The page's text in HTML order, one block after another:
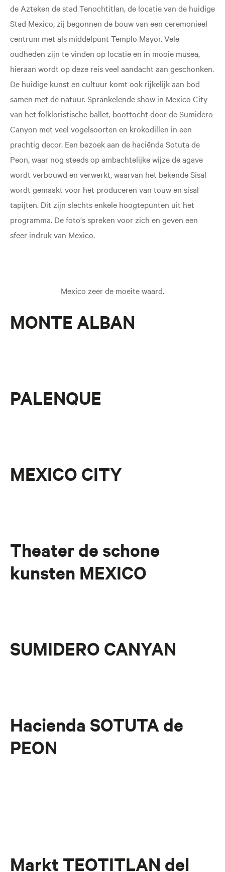
de Azteken de stad Tenochtitlan, de locatie van de huidige
Stad Mexico, zij begonnen de bouw van een ceremonieel
centrum met als middelpunt Templo Mayor. Vele
oudheden zijn te vinden op locatie en in mooie musea,
hieraan wordt op deze reis veel aandacht aan geschonken.
De huidige kunst en cultuur komt ook rijkelijk aan bod
samen met de natuur. Sprankelende show in Mexico City
van het folkloristische ballet, boottocht door de Sumidero
Canyon met veel vogelsoorten en krokodillen in een
prachtig decor. Een bezoek aan de haciënda Sotuta de
Peon, waar nog steeds op ambachtelijke wijze de agave
wordt verbouwd en verwerkt, waarvan het bekende Sisal
wordt gemaakt voor het produceren van touw en sisal
tapijten. Dit zijn slechts enkele hoogtepunten uit het
programma. De foto's spreken voor zich en geven een
sfeer indruk van Mexico.
Mexico zeer de moeite waard.
MONTE ALBAN
PALENQUE
MEXICO CITY
Theater de schone
kunsten MEXICO
SUMIDERO CANYAN
Hacienda SOTUTA de
PEON
Markt TEOTITLAN del